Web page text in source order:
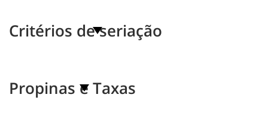
Critérios de seriação
Propinas e Taxas